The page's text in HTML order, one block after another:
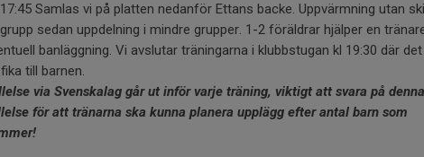
Samlas vi på platten nedanför Ettans backe. Uppvärmning utan
sedan uppdelning i mindre grupper. 1-2 föräldrar hjälper en
banläggning. Vi avslutar träningarna i klubbstugan kl 19:30 där
till barnen.
via Svenskalag går ut inför varje träning, viktigt att svara på denna
för att tränarna ska kunna planera upplägg efter antal barn som